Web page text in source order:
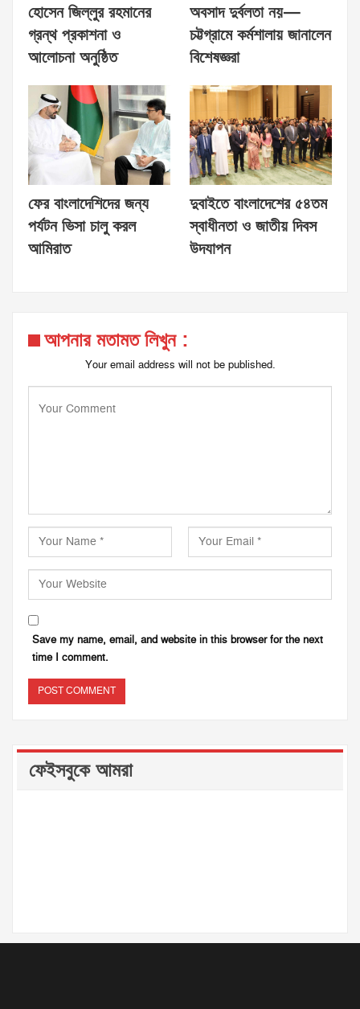
হোসেন জিল্লুর রহমানের
গ্রন্থ প্রকাশনা ও
আলোচনা অনুষ্ঠিত
অবসাদ দুর্বলতা নয়—
চট্টগ্রামে কর্মশালায় জানালেন
বিশেষজ্ঞরা
ফের বাংলাদেশিদের জন্য
পর্যটন ভিসা চালু করল
আমিরাত
দুবাইতে বাংলাদেশের ৫৪তম
স্বাধীনতা ও জাতীয় দিবস
উদযাপন
আপনার মতামত লিখুন :
Your email address will not be published.
Save my name, email, and website in this browser for the next
time I comment.
ফেইসবুকে আমরা